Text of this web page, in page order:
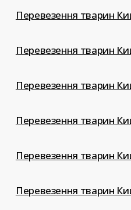
Перевезення тварин
Перевезення тварин
Перевезення тварин
Перевезення тварин
Перевезення тварин
Перевезення тварин